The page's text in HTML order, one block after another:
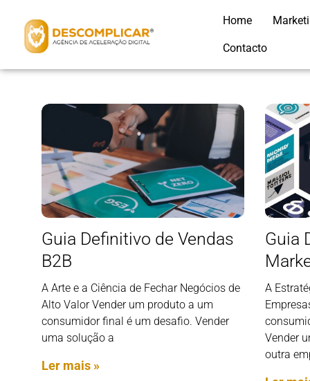
Home
Contacto
Guia Definitivo de Vendas
B2B
A Arte e a Ciência de Fechar Negócios de
Alto Valor Vender um produto a um
consumidor final é um desafio. Vender
uma solução a
Ler mais »
Guia
A
Vender
outra